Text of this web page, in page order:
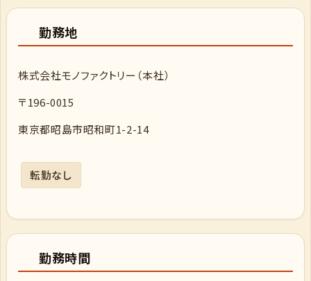
勤務地
株式会社モノファクトリー（本社）
〒196-0015
東京都昭島市昭和町1-2-14
転勤なし
勤務時間